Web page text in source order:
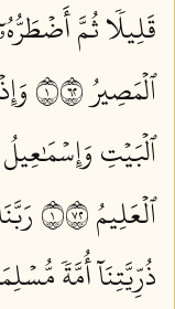
قَلِيلٗا ثُمَّ
ٱلۡمَصِيرُ ١٢٦
ٱلۡبَيۡتِ
ٱلۡعَلِيمُ ١٢٧
ذُرِّيَّتِنَآ أُمَّةٗ